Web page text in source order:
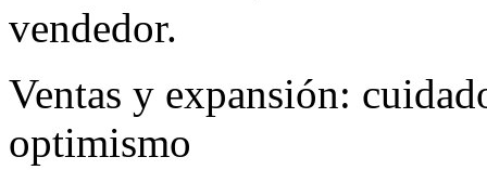
vendedor.
Ventas y expansión:
optimismo